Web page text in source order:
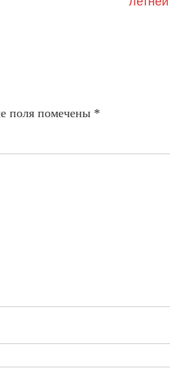
поля помечены *